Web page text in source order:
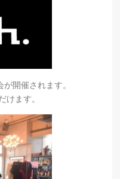
開催されます。
ます。